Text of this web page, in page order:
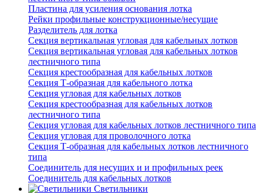
Пластина для усиления основания лотка
Рейки профильные конструкционные/несущие
Разделитель для лотка
Секция вертикальная угловая для кабельных лотков
Секция вертикальная угловая для кабельных лотков
лестничного типа
Секция крестообразная для кабельных лотков
Секция Т-образная для кабельного лотка
Секция угловая для кабельных лотков
Секция крестообразная для кабельных лотков
лестничного типа
Секция угловая для кабельных лотков лестничного типа
Секция угловая для проволочного лотка
Секция Т-образная для кабельных лотков лестничного
типа
Соединитель для несущих и и профильных реек
Соединитель для кабельных лотков
Светильники